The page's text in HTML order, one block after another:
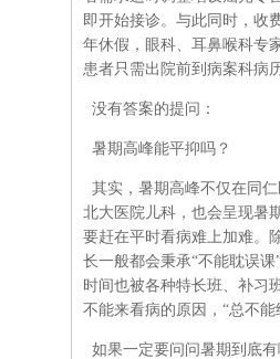
即开始接诊。与此同时，收
年休假，眼科、耳鼻喉科专
患者只需出院前到病案科病
没有答案的提问：
暑期高峰能平抑吗？
其实，暑期高峰不仅在同
北大医院儿科，也会呈现暑
要赶在平时看病难上加难。
长一般都会秉承“不能耽误
时间也被各种特长班、补习
不能来看病的原因，“总不能
如果一定要问问暑期到底